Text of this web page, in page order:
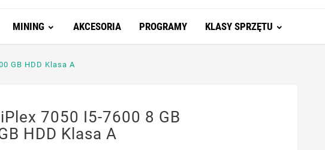
MINING AKCESORIA PROGRAMY KLASY SPRZĘTU
GB HDD Klasa A
7050 I5-7600 8 GB
HDD Klasa A